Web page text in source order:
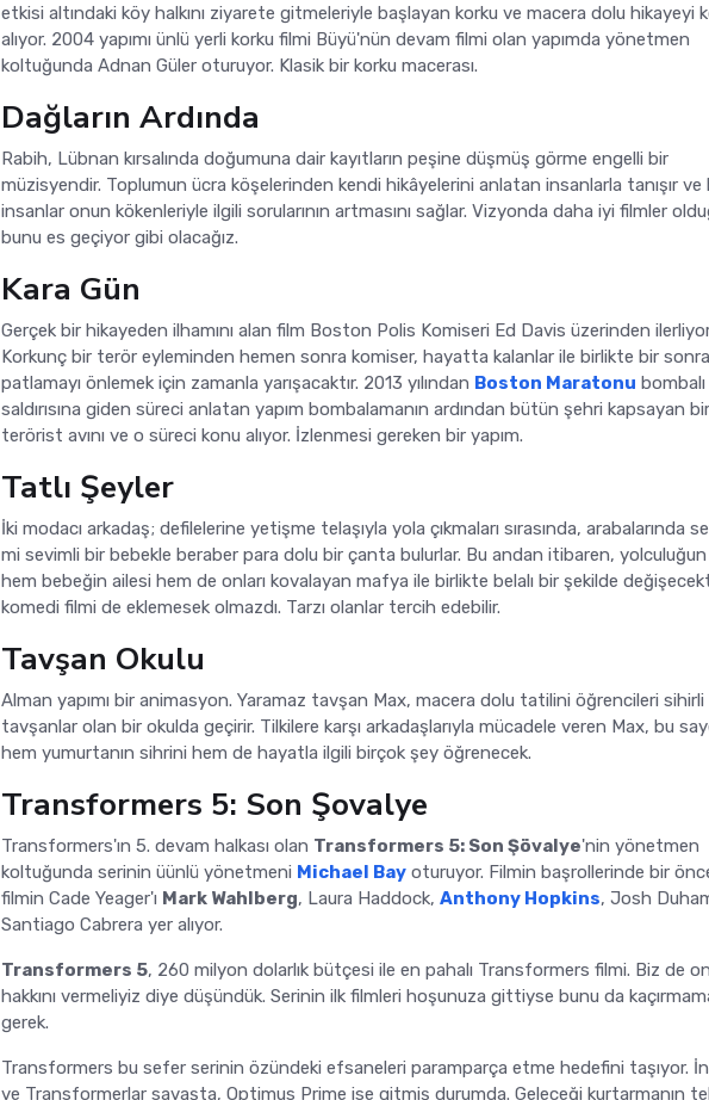
etkisi altındaki köy halkını ziyarete gitmeleriyle başlayan korku ve macera dolu hikayeyi
alıyor. 2004 yapımı ünlü yerli korku filmi Büyü'nün devam filmi olan yapımda yönetmen
koltuğunda Adnan Güler oturuyor. Klasik bir korku macerası.
Dağların Ardında
Rabih, Lübnan kırsalında doğumuna dair kayıtların peşine düşmüş görme engelli bir
müzisyendir. Toplumun ücra köşelerinden kendi hikâyelerini anlatan insanlarla tanışır ve
insanlar onun kökenleriyle ilgili sorularının artmasını sağlar. Vizyonda daha iyi filmler
bunu es geçiyor gibi olacağız.
Kara Gün
Gerçek bir hikayeden ilhamını alan film Boston Polis Komiseri Ed Davis üzerinden
Korkunç bir terör eyleminden hemen sonra komiser, hayatta kalanlar ile birlikte bir
patlamayı önlemek için zamanla yarışacaktır. 2013 yılından Boston Maratonu bombalı
saldırısına giden süreci anlatan yapım bombalamanın ardından bütün şehri kapsayan bir
terörist avını ve o süreci konu alıyor. İzlenmesi gereken bir yapım.
Tatlı Şeyler
İki modacı arkadaş; defilelerine yetişme telaşıyla yola çıkmaları sırasında, arabalarında
mi sevimli bir bebekle beraber para dolu bir çanta bulurlar. Bu andan itibaren,
hem bebeğin ailesi hem de onları kovalayan mafya ile birlikte belalı bir şekilde
komedi filmi de eklemesek olmazdı. Tarzı olanlar tercih edebilir.
Tavşan Okulu
Alman yapımı bir animasyon. Yaramaz tavşan Max, macera dolu tatilini öğrencileri sihirli
tavşanlar olan bir okulda geçirir. Tilkilere karşı arkadaşlarıyla mücadele veren Max, bu
hem yumurtanın sihrini hem de hayatla ilgili birçok şey öğrenecek.
Transformers 5: Son Şovalye
Transformers'ın 5. devam halkası olan Transformers 5: Son Şövalye'nin yönetmen
koltuğunda serinin üünlü yönetmeni Michael Bay oturuyor. Filmin başrollerinde bir
filmin Cade Yeager'ı Mark Wahlberg, Laura Haddock, Anthony Hopkins, Josh
Santiago Cabrera yer alıyor.
Transformers 5, 260 milyon dolarlık bütçesi ile en pahalı Transformers filmi. Biz de
hakkını vermeliyiz diye düşündük. Serinin ilk filmleri hoşunuza gittiyse bunu da
gerek.
Transformers bu sefer serinin özündeki efsaneleri paramparça etme hedefini taşıyor.
ve Transformerlar savaşta, Optimus Prime ise gitmiş durumda. Geleceği kurtarmanın